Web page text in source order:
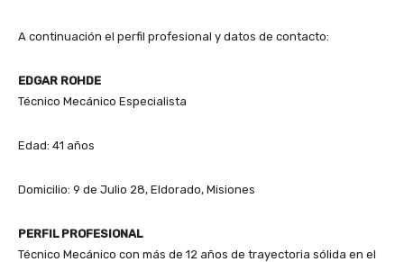
A continuación el perfil profesional y datos de contacto:
EDGAR ROHDE
Técnico Mecánico Especialista
Edad: 41 años
Domicilio: 9 de Julio 28, Eldorado, Misiones
PERFIL PROFESIONAL
Técnico Mecánico con más de 12 años de trayectoria sólida en el